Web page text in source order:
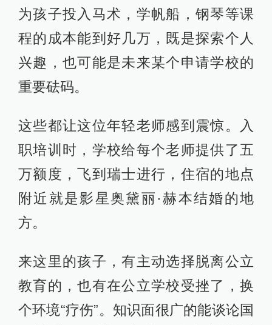
为孩子投入马术，学帆船，钢琴等课
程的成本能到好几万，既是探索个人
兴趣，也可能是未来某个申请学校的
重要砝码。
这些都让这位年轻老师感到震惊。入
职培训时，学校给每个老师提供了五
万额度，飞到瑞士进行，住宿的地点
附近就是影星奥黛丽·赫本结婚的地
方。
来这里的孩子，有主动选择脱离公立
教育的，也有在公立学校受挫了，换
个环境“疗伤”。知识面很广的能谈论国